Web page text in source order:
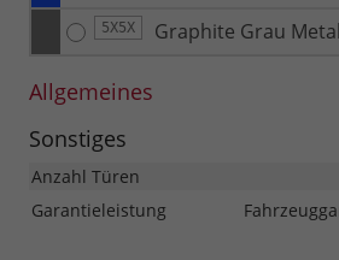
5X5X Graphite Grau
Allgemeines
Sonstiges
Anzahl Türen
Garantieleistung